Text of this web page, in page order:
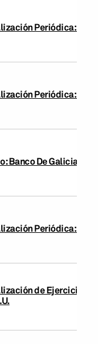
Periódica:
Periódica:
Banco De Galicia y
Periódica:
de Ejercicio y